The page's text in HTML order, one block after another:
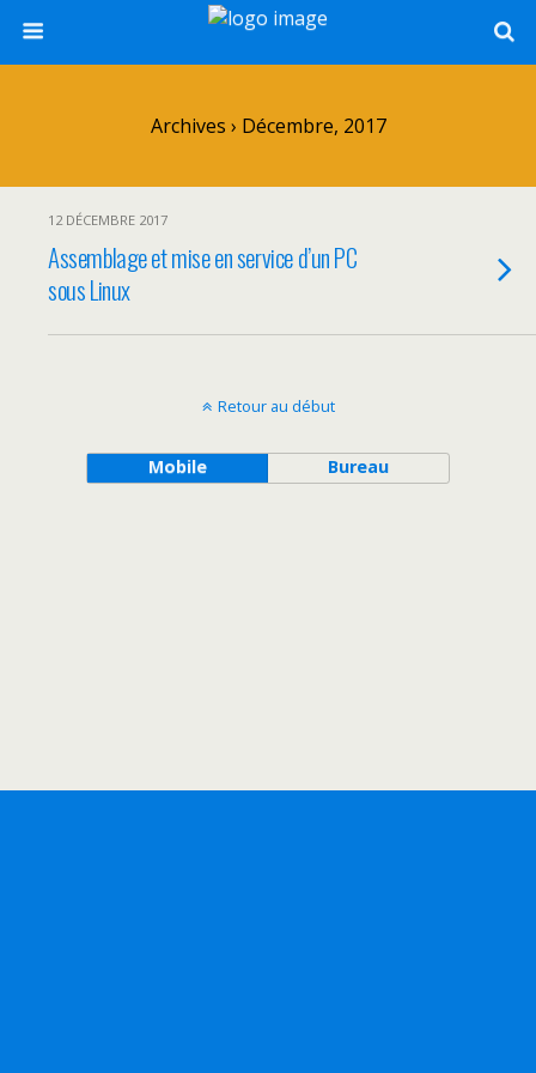
Archives › Décembre, 2017
12 DÉCEMBRE 2017
Assemblage et mise en service d’un PC
sous Linux
Retour au début
Mobile Bureau